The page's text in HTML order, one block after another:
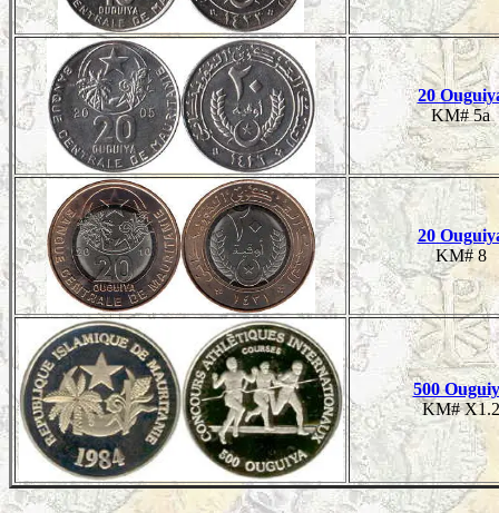
20
KM# 5a
20
KM# 8
500
KM# X1.2